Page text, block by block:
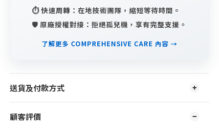
⏱️ 快速周轉：在地技術團隊，縮短等待時間。
🛡️ 原廠授權對接：拒絕孤兒機，享有完整支援。
了解更多 COMPREHENSIVE CARE 內容 →
送貨及付款方式
顧客評價